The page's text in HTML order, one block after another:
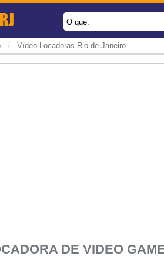
RJ O que:
/ Vídeo Locadoras Rio de Janeiro
DE VIDEO